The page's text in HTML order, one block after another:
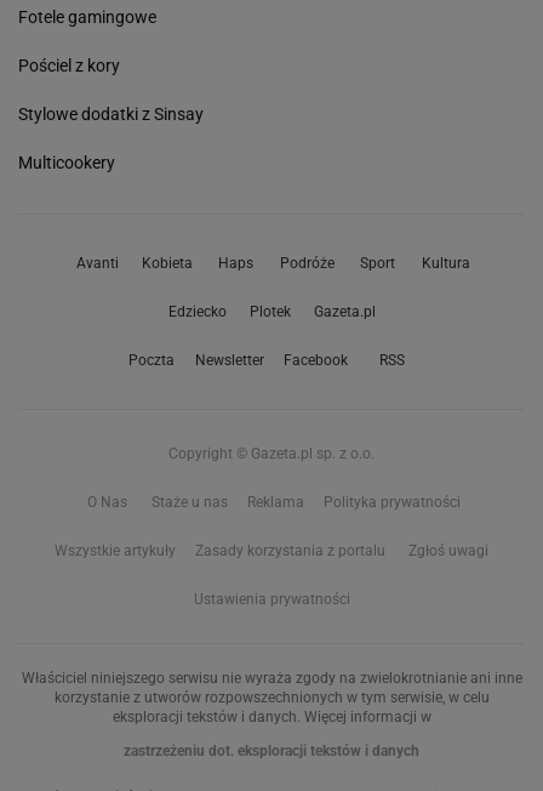
Fotele gamingowe
Pościel z kory
Stylowe dodatki z Sinsay
Multicookery
Avanti Kobieta Haps Podróże Sport Kultura
Edziecko Plotek Gazeta.pl
Poczta Newsletter Facebook RSS
Copyright © Gazeta.pl sp. z o.o.
O Nas Staże u nas Reklama Polityka prywatności
Wszystkie artykuły Zasady korzystania z portalu Zgłoś uwagi
Ustawienia prywatności
Właściciel niniejszego serwisu nie wyraża zgody na zwielokrotnianie ani inne
korzystanie z utworów rozpowszechnionych w tym serwisie, w celu
eksploracji tekstów i danych. Więcej informacji w
zastrzeżeniu dot. eksploracji tekstów i danych